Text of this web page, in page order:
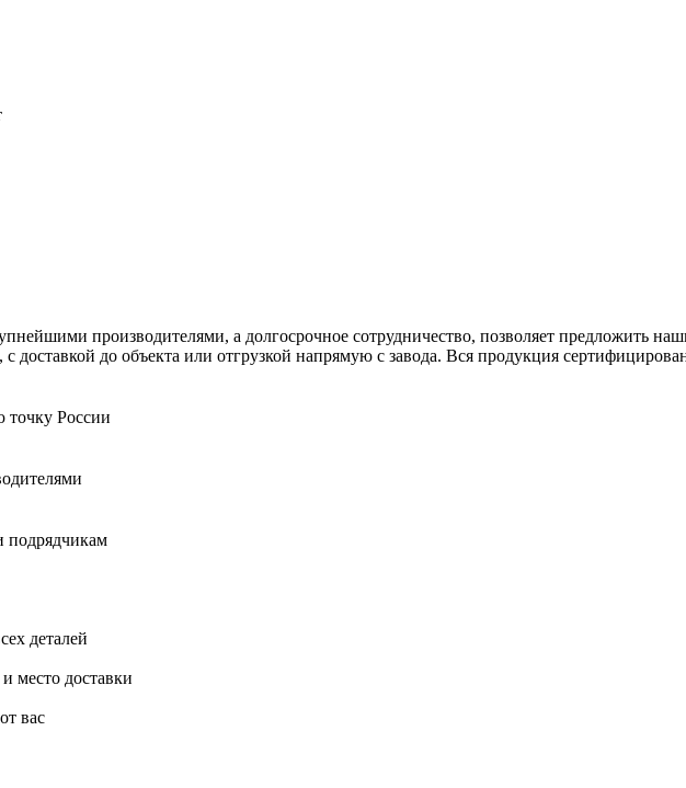
производителями, а долгосрочное сотрудничество, позволяет предложить
доставкой до объекта или отгрузкой напрямую с завода. Вся продукция
точку России
подрядчикам
деталей
место доставки
вас